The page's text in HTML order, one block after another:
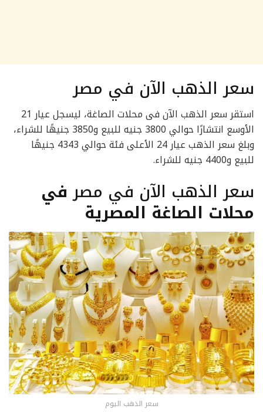
سعر الذهب الآن في مصر
استقر سعر الذهب الآن فى محلات الصاغة، ليسجل عيار 21
الأوسع انتشارًا حوالي 3800 جنيه للبيع و3850 جنيهًا للشراء،
وبلغ سعر الذهب عيار 24 الأعلى فئة حوالي 4343 جنيهًا
للبيع و4400 جنيه للشراء.
سعر الذهب الآن في مصرفي
محلات الصاغة المصرية
سعر الذهب اليوم